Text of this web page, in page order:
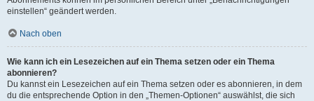
einstellen“ geändert werden.
Nach oben
Wie kann ich ein Lesezeichen auf ein Thema setzen oder ein Thema
abonnieren?
Du kannst ein Lesezeichen auf ein Thema setzen oder es abonnieren, in dem
du die entsprechende Option in den „Themen-Optionen“ auswählst, die sich